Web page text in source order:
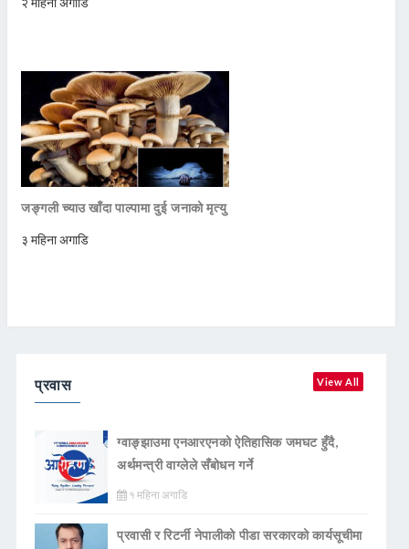
जङ्गली च्याउ खाँदा पाल्पामा दुई जनाको मृत्यु
३ महिना अगाडि
प्रवास View All
ग्वाङ्झाउमा एनआरएनको ऐतिहासिक जमघट हुँदै,
अर्थमन्त्री वाग्लेले सँबोधन गर्ने
१ महिना अगाडि
प्रवासी र रिटर्नी नेपालीको पीडा सरकारको कार्यसूचीमा